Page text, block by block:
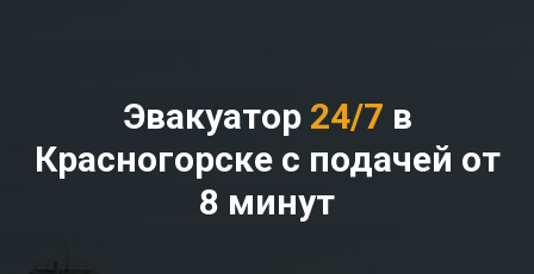
Эвакуатор 24/7 в
Красногорске с подачей от
8 минут